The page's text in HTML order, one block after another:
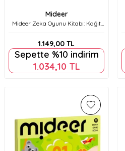
Mideer
Mideer Zeka Oyunu Kitabı: Kağıt
1.149,00 TL
Sepette %10 indirim
1.034,10 TL